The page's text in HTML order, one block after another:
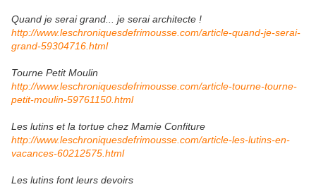
Quand je serai grand... je serai architecte !
http://www.leschroniquesdefrimousse.com/article-quand-je-serai-
grand-59304716.html
Tourne Petit Moulin
http://www.leschroniquesdefrimousse.com/article-tourne-tourne-
petit-moulin-59761150.html
Les lutins et la tortue chez Mamie Confiture
http://www.leschroniquesdefrimousse.com/article-les-lutins-en-
vacances-60212575.html
Les lutins font leurs devoirs